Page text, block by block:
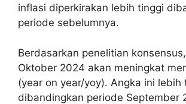
inflasi diperkirakan lebih tinggi
periode sebelumnya.
Berdasarkan penelitian
Oktober 2024 akan meningkat
(year on year/yoy). Angka ini lebih
dibandingkan periode September